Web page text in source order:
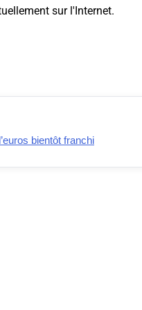
sur l'Internet.
bientôt franchi